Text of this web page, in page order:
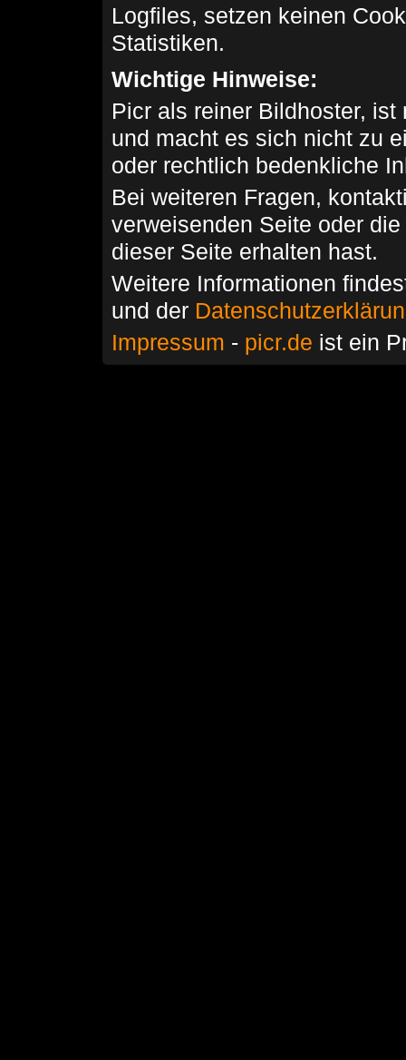
Logfiles, setzen keinen
Statistiken.
Wichtige Hinweise:
Picr als reiner Bildhoster,
und macht es sich nicht zu
oder rechtlich bedenkliche
Bei weiteren Fragen,
verweisenden Seite oder
dieser Seite erhalten hast.
Weitere Informationen
und der
Impressum - picr.de ist ein